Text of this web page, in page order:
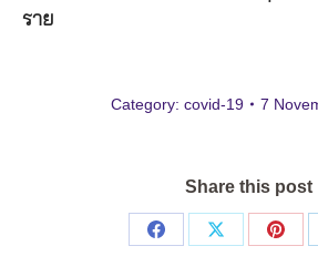
ราย
Category: covid-19 7
Share this post
Share
Share